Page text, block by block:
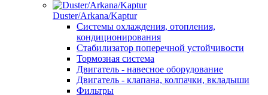
Duster/Arkana/Kaptur
Системы охлаждения, отопления,
кондиционирования
Стабилизатор поперечной устойчивости
Тормозная система
Двигатель - навесное оборудование
Двигатель - клапана, колпачки, вкладыши
Фильтры